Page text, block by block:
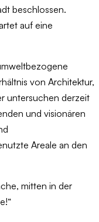
beschlossen.
auf eine
von Architektur,
untersuchen derzeit
und visionären
Areale an den
mitten in der